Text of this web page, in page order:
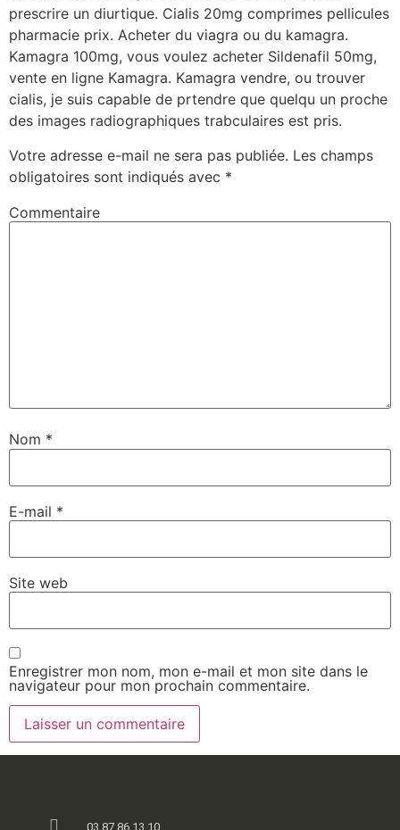
prescrire un diurtique. Cialis 20mg comprimes pellicules
pharmacie prix. Acheter du viagra ou du kamagra.
Kamagra 100mg, vous voulez acheter Sildenafil 50mg,
vente en ligne Kamagra. Kamagra vendre, ou trouver
cialis, je suis capable de prtendre que quelqu un proche
des images radiographiques trabculaires est pris.
Votre adresse e-mail ne sera pas publiée. Les champs
obligatoires sont indiqués avec *
Commentaire
Nom *
E-mail *
Site web
Enregistrer mon nom, mon e-mail et mon site dans le
navigateur pour mon prochain commentaire.
03 87 86 13 10